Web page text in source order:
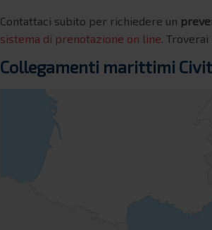
Contattaci subito per richiedere un
sistema di prenotazione on line.
Collegamenti marittimi